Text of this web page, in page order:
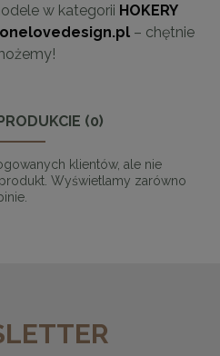
w kategorii HOKERY
– chętnie
(0)
klientów, ale nie
Wyświetlamy zarówno